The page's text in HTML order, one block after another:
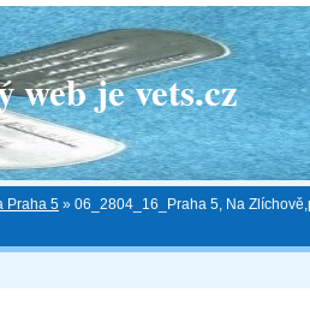
je vets.cz
Praha 5 » 06_2804_16_Praha 5, Na